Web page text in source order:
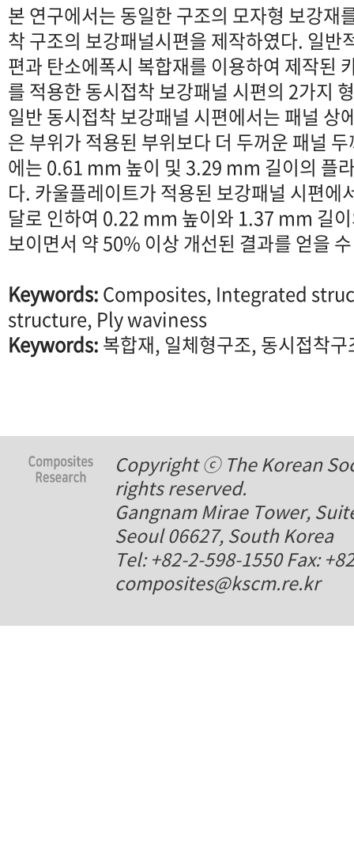
본 연구에서는 동일한 구조의 모자형 보강재
착 구조의 보강패널시편을 제작하였다. 일반
편과 탄소에폭시 복합재를 이용하여 제작된
를 적용한 동시접착 보강패널 시편의 2가지
일반 동시접착 보강패널 시편에서는 패널 상
은 부위가 적용된 부위보다 더 두꺼운 패널
에는 0.61 mm 높이 및 3.29 mm 길이의 플
다. 카울플레이트가 적용된 보강패널 시편에
달로 인하여 0.22 mm 높이와 1.37 mm 길
보이면서 약 50% 이상 개선된 결과를 얻을
Keywords:Composites, Integrated
structure, Ply waviness
Keywords:복합재, 일체형구조, 동시접착
Copyright ⓒ The Korean
rights reserved.
Gangnam Mirae Tower,
Seoul 06627, South Korea
Tel: +82-2-598-1550 Fax:
composites@kscm.re.kr